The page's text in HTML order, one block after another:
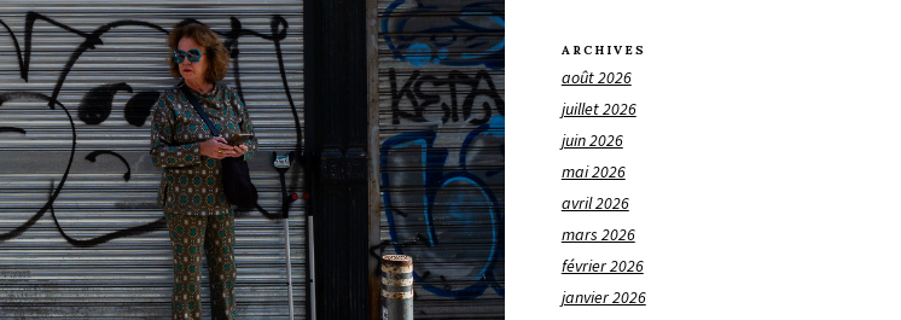
ARCHIVES
août 2026
juillet 2026
juin 2026
mai 2026
avril 2026
mars 2026
février 2026
janvier 2026